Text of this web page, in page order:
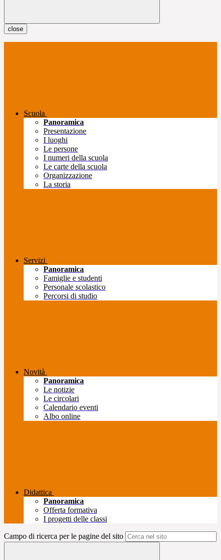
close
Scuola
Panoramica
Presentazione
I luoghi
Le persone
I numeri della scuola
Le carte della scuola
Organizzazione
La storia
Servizi
Panoramica
Famiglie e studenti
Personale scolastico
Percorsi di studio
Novità
Panoramica
Le notizie
Le circolari
Calendario eventi
Albo online
Didattica
Panoramica
Offerta formativa
I progetti delle classi
Campo di ricerca per le pagine del sito